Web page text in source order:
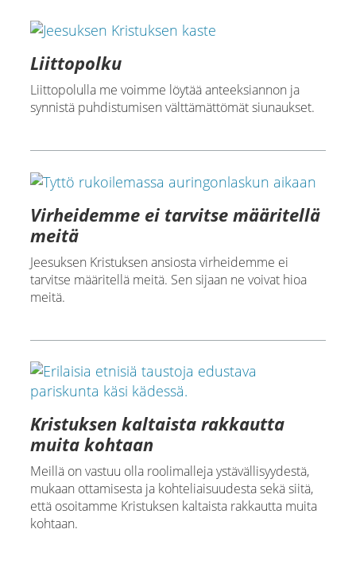
Liittopolku
Liittopolulla me voimme löytää anteeksiannon ja
synnistä puhdistumisen välttämättömät siunaukset.
Virheidemme ei tarvitse määritellä
meitä
Jeesuksen Kristuksen ansiosta virheidemme ei
tarvitse määritellä meitä. Sen sijaan ne voivat hioa
meitä.
Kristuksen kaltaista rakkautta
muita kohtaan
Meillä on vastuu olla roolimalleja ystävällisyydestä,
mukaan ottamisesta ja kohteliaisuudesta sekä siitä,
että osoitamme Kristuksen kaltaista rakkautta muita
kohtaan.